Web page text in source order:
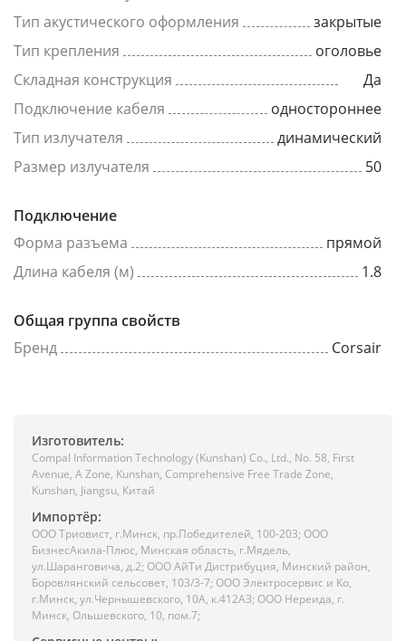
Тип акустического оформления
закрытые
Тип крепления
оголовье
Складная конструкция
Да
Подключение кабеля
одностороннее
Тип излучателя
динамический
Размер излучателя
50
Подключение
Форма разъема
прямой
Длина кабеля (м)
1.8
Общая группа свойств
Бренд
Corsair
Изготовитель:
Compal Information Technology (Kunshan) Co., Ltd., No. 58, First
Avenue, A Zone, Kunshan, Comprehensive Free Trade Zone,
Kunshan, Jiangsu, Китай
Импортёр:
ООО Триовист, г.Минск, пр.Победителей, 100-203; ООО
БизнесАкила-Плюс, Минская область, г.Мядель,
ул.Шаранговича, д.2; ООО АйТи Дистрибуция, Минский район,
Боровлянский сельсовет, 103/3-7; ООО Электросервис и Ко,
г.Минск, ул.Чернышевского, 10А, к.412АЗ; ООО Нереида, г.
Минск, Ольшевского, 10, пом.7;